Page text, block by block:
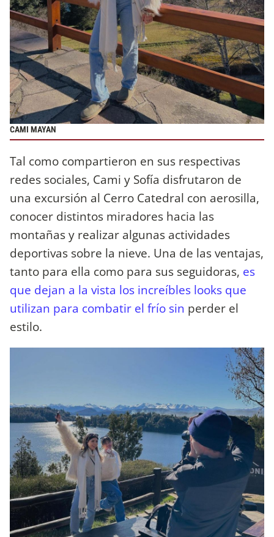
CAMI MAYAN
Tal como compartieron en sus respectivas
redes sociales, Cami y Sofía disfrutaron de
una excursión al Cerro Catedral con aerosilla,
conocer distintos miradores hacia las
montañas y realizar algunas actividades
deportivas sobre la nieve. Una de las ventajas,
tanto para ella como para sus seguidoras, es
que dejan a la vista los increíbles looks que
utilizan para combatir el frío sin perder el
estilo.